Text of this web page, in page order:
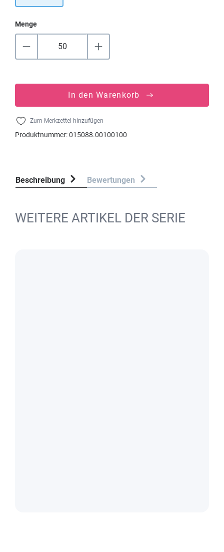
Menge
In den Warenkorb
Zum Merkzettel hinzufügen
Produktnummer:015088.00100100
Beschreibung Bewertungen
WEITERE ARTIKEL DER SERIE